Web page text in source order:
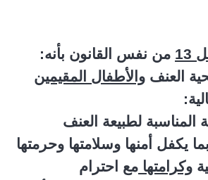
من نفس القانون بأنه:
العنف والأطفال المقيمين
:
المناسبة لطبيعة العنف
يكفل أمنها وسلامتها وحرمتها
وكرامتها مع احترام